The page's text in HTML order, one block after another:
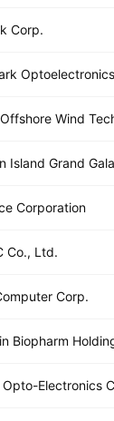
Corp.
Corporation
Co., Ltd.
Corp.